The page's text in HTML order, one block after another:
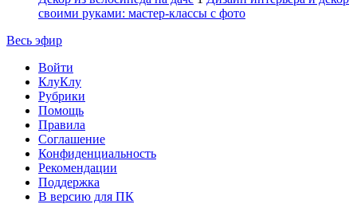
своими руками: мастер-классы с фото
Весь эфир
Войти
КлуКлу
Рубрики
Помощь
Правила
Соглашение
Конфиденциальность
Рекомендации
Поддержка
В версию для ПК